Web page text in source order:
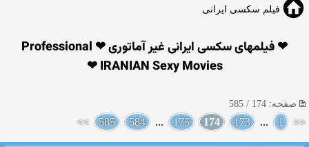
فیلم سکسی ایرانی
❤ فیلمهای سکسی ایرانی غیر آماتوری ❤ Professional
IRANIAN Sexy Movies ❤
صفحه: 174 / 585
<<
1
...
173
174
175
...
584
585
>>